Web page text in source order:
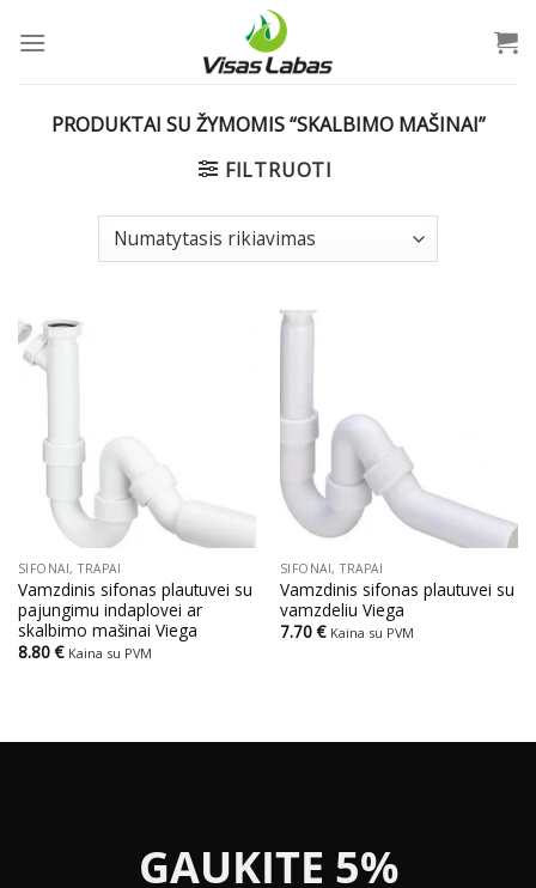
PRODUKTAI SU ŽYMOMIS “SKALBIMO MAŠINAI”
FILTRUOTI
SIFONAI, TRAPAI
Vamzdinis sifonas plautuvei su
pajungimu indaplovei ar
skalbimo mašinai Viega
8.80€ Kaina su PVM
SIFONAI, TRAPAI
Vamzdinis sifonas plautuvei su
vamzdeliu Viega
7.70€ Kaina su PVM
GAUKITE 5%